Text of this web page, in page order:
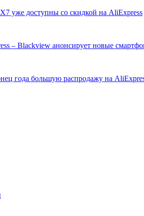
уже доступны со скидкой на AliExpress
– Blackview анонсирует новые
года большую распродажу на